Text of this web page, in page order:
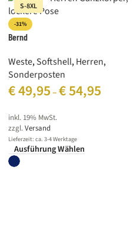
S-8XL
-31%
Bernd
Weste,Softshell,Herren,
Sonderposten
€49,95–€54,95
inkl. 19% MwSt.
zzgl.Versand
Lieferzeit: ca. 3-4 Werktage
Ausführung Wählen